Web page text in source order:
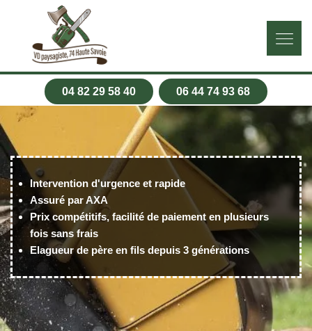
04 82 29 58 40 06 44 74 93 68
Intervention d'urgence et rapide
Assuré par AXA
Prix compétitifs, facilité de paiement en plusieurs
fois sans frais
Elagueur de père en fils depuis 3 générations